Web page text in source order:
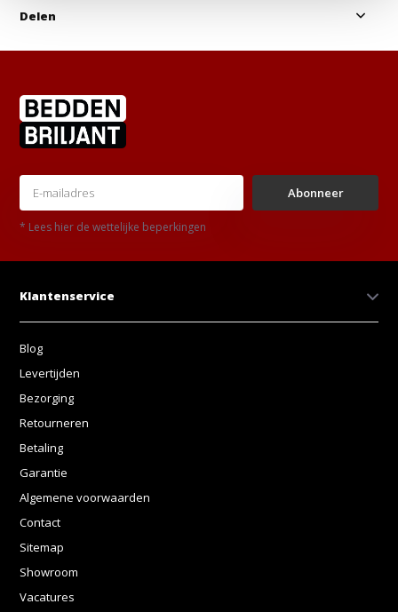
Delen
Abonneer
* Lees hier de wettelijke beperkingen
Klantenservice
Blog
Levertijden
Bezorging
Retourneren
Betaling
Garantie
Algemene voorwaarden
Contact
Sitemap
Showroom
Vacatures